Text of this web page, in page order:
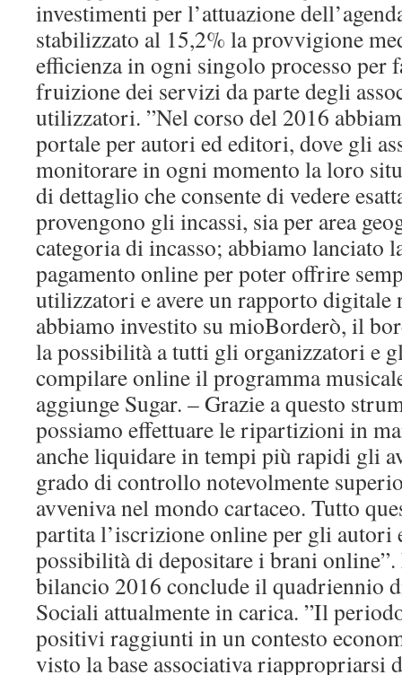
investimenti per l’attuazione
stabilizzato al 15,2% la provvigione
efficienza in ogni singolo processo per
fruizione dei servizi da parte degli
utilizzatori. ”Nel corso del 2016
portale per autori ed editori, dove gli
monitorare in ogni momento la loro
di dettaglio che consente di vedere
provengono gli incassi, sia per area
categoria di incasso; abbiamo lanciato
pagamento online per poter offrire
utilizzatori e avere un rapporto digitale
abbiamo investito su mioBorderò, il
la possibilità a tutti gli organizzatori e
compilare online il programma
aggiunge Sugar. – Grazie a questo
possiamo effettuare le ripartizioni in
anche liquidare in tempi più rapidi gli
grado di controllo notevolmente
avveniva nel mondo cartaceo. Tutto
partita l’iscrizione online per gli autori
possibilità di depositare i brani online”.
bilancio 2016 conclude il quadriennio
Sociali attualmente in carica. ”Il
positivi raggiunti in un contesto
visto la base associativa riappropriarsi